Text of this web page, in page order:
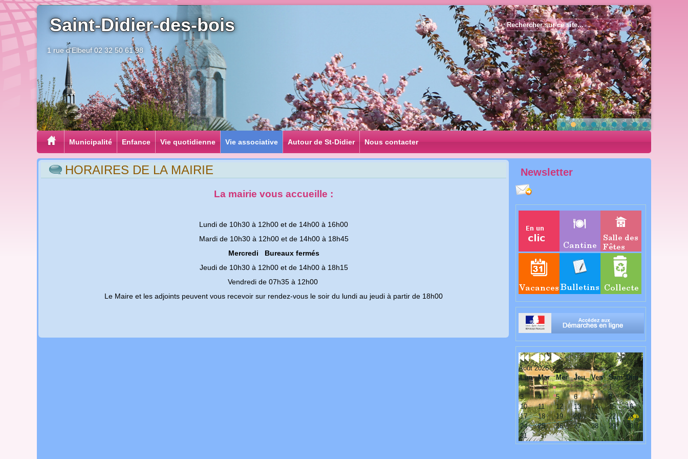
Saint-Didier-des-bois
1 rue d'Elbeuf 02 32 50 61 98
Municipalité Enfance Vie quotidienne Vie associative Autour de St-Didier Nous contacter
HORAIRES DE LA MAIRIE
La mairie vous accueille :
Lundi de 10h30 à 12h00 et de 14h00 à 16h00
Mardi de 10h30 à 12h00 et de 14h00 à 18h45
Mercredi Bureaux fermés
Jeudi de 10h30 à 12h00 et de 14h00 à 18h15
Vendredi de 07h35 à 12h00
Le Maire et les adjoints peuvent vous recevoir sur rendez-vous le soir du lundi au jeudi à partir de 18h00
Newsletter
AnnéeMoisAnnéeMois
Août 2026
Lun
Mar Mer Jeu Ven Sam Dim
1
2
3
4 5 6 7 8
9
10
11 12 13 14 15
16
17
18 19 20 21 22
23
24
25 26 27 28 29
30
31